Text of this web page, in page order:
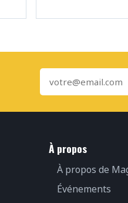
À propos
À propos de
Événements